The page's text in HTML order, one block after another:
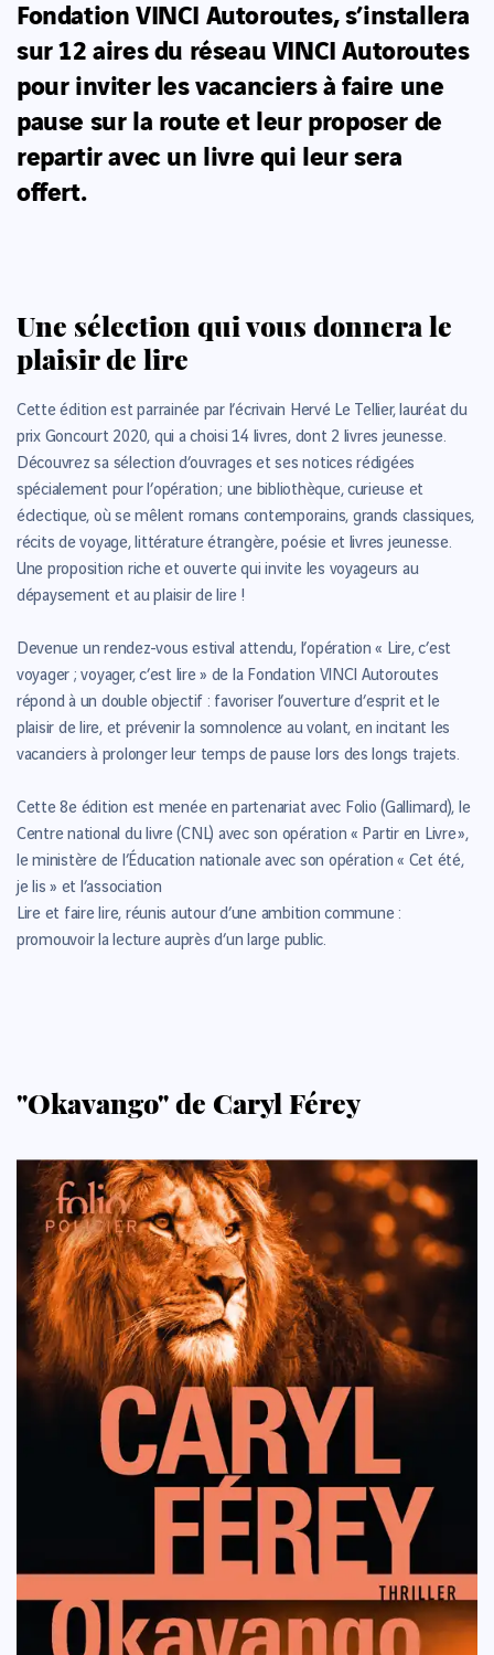
Fondation VINCI Autoroutes, s’installera
sur 12 aires du réseau VINCI Autoroutes
pour inviter les vacanciers à faire une
pause sur la route et leur proposer de
repartir avec un livre qui leur sera
offert.
Une sélection qui vous donnera le
plaisir de lire
Cette édition est parrainée par l’écrivain Hervé Le Tellier, lauréat du
prix Goncourt 2020, qui a choisi 14 livres, dont 2 livres jeunesse.
Découvrez sa sélection d’ouvrages et ses notices rédigées
spécialement pour l’opération ; une bibliothèque, curieuse et
éclectique, où se mêlent romans contemporains, grands classiques,
récits de voyage, littérature étrangère, poésie et livres jeunesse.
Une proposition riche et ouverte qui invite les voyageurs au
dépaysement et au plaisir de lire !
Devenue un rendez-vous estival attendu, l’opération « Lire, c’est
voyager ; voyager, c’est lire » de la Fondation VINCI Autoroutes
répond à un double objectif : favoriser l’ouverture d’esprit et le
plaisir de lire, et prévenir la somnolence au volant, en incitant les
vacanciers à prolonger leur temps de pause lors des longs trajets.
Cette 8e édition est menée en partenariat avec Folio (Gallimard), le
Centre national du livre (CNL) avec son opération « Partir en Livre »,
le ministère de l’Éducation nationale avec son opération « Cet été,
je lis » et l’association
Lire et faire lire, réunis autour d’une ambition commune :
promouvoir la lecture auprès d’un large public.
"Okavango" de Caryl Férey